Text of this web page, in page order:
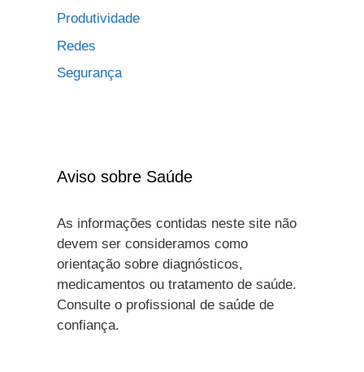
Produtividade
Redes
Segurança
Aviso sobre Saúde
As informações contidas neste site não
devem ser consideramos como
orientação sobre diagnósticos,
medicamentos ou tratamento de saúde.
Consulte o profissional de saúde de
confiança.